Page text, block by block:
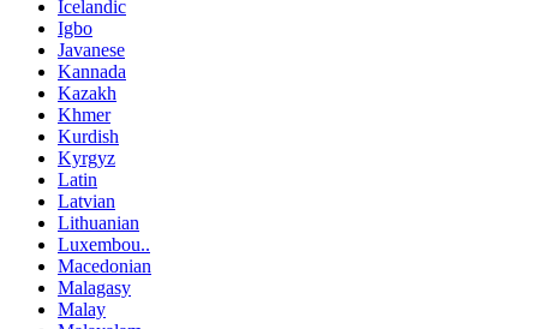
Icelandic
Igbo
Javanese
Kannada
Kazakh
Khmer
Kurdish
Kyrgyz
Latin
Latvian
Lithuanian
Luxembou..
Macedonian
Malagasy
Malay